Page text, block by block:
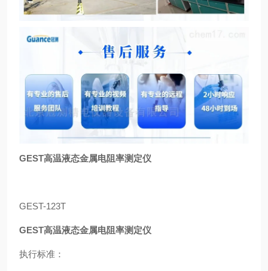
GEST高温液态金属电阻率测定仪
GEST-123T
GEST高温液态金属电阻率测定仪
执行标准：